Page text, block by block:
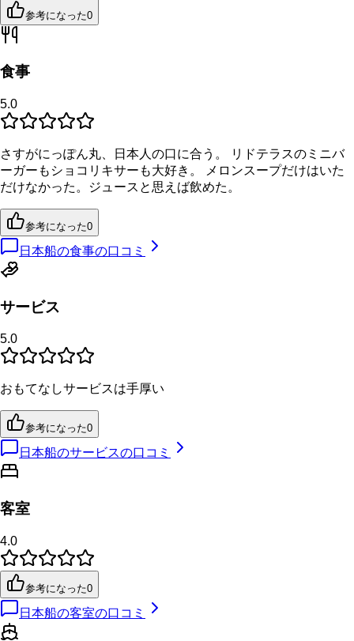
参考になった0
食事
5.0
さすがにっぽん丸、日本人の口に合う。 リドテラスのミニバ
ーガーもショコリキサーも大好き。 メロンスープだけはいた
だけなかった。ジュースと思えば飲めた。
参考になった0
日本船の食事の口コミ
サービス
5.0
おもてなしサービスは手厚い
参考になった0
日本船のサービスの口コミ
客室
4.0
参考になった0
日本船の客室の口コミ